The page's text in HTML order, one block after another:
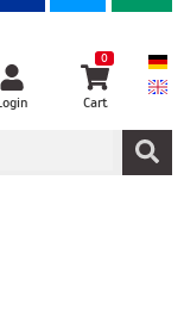
0
Cart